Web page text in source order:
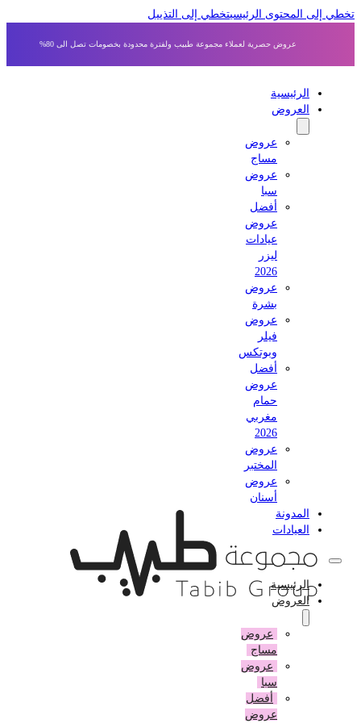
إلى المحتوى الرئيسي تخطي إلى التذييل
عروض حصرية لعملاء مجموعة طبيب ولفترة محدودة بخصومات تصل الى 80%
الرئيسية
العروض
عروض
مساج
عروض
أفضل
عروض
عيادات
عروض
بشرة
عروض
وبوتكس
أفضل
عروض
حمام
مغربي
عروض
المختبر
عروض
أسنان
المدونة
العيادات
الرئيسية
العروض
عروض
مساج
عروض
أفضل
عروض